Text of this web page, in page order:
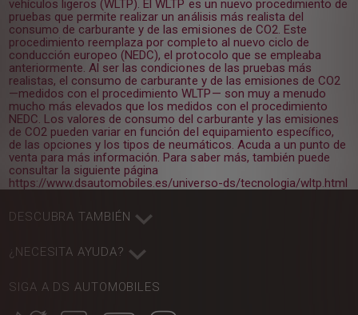
vehículos ligeros (WLTP). El WLTP es un nuevo procedimiento de
pruebas que permite realizar un análisis más realista del
consumo de carburante y de las emisiones de CO2. Este
procedimiento reemplaza por completo al nuevo ciclo de
conducción europeo (NEDC), el protocolo que se empleaba
anteriormente. Al ser las condiciones de las pruebas más
realistas, el consumo de carburante y de las emisiones de CO2
—medidos con el procedimiento WLTP— son muy a menudo
mucho más elevados que los medidos con el procedimiento
NEDC. Los valores de consumo del carburante y las emisiones
de CO2 pueden variar en función del equipamiento específico,
de las opciones y los tipos de neumáticos. Acuda a un punto de
venta para más información. Para saber más, también puede
consultar la siguiente página
https://www.dsautomobiles.es/universo-ds/tecnologia/wltp.html
DESCUBRA TAMBIÉN
¿NECESITA AYUDA?
SIGA A DS AUTOMOBILES